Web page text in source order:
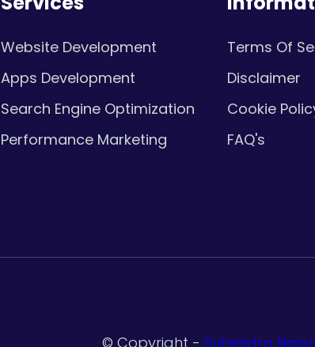
Website Development
Apps Development
Search Engine Optimization
Performance Marketing
Terms Of
Disclaimer
Cookie
FAQ's
© Copyright - Suhendra